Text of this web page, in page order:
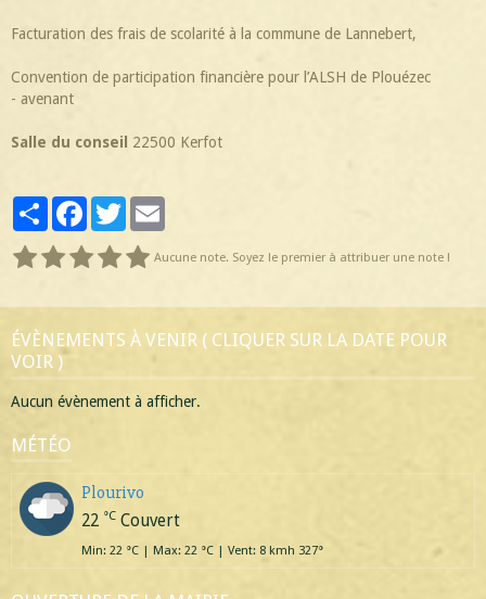
Facturation des frais de scolarité à la commune de Lannebert,
Convention de participation financière pour l’ALSH de Plouézec
- avenant
Salle du conseil 22500 Kerfot
PartagerFacebookTwitter
Aucune note. Soyez le premier à attribuer une note !
ÉVÈNEMENTS À VENIR ( CLIQUER SUR LA DATE POUR
VOIR )
Aucun évènement à afficher.
MÉTÉO
Plourivo
22 °C Couvert
Min: 22 °C | Max: 22 °C | Vent: 8 kmh 327°